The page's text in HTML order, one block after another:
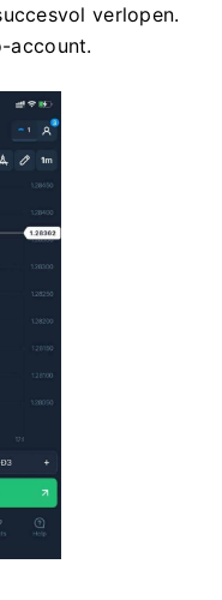
verlopen.
account.